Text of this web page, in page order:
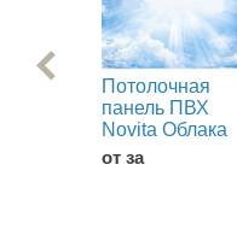
Потолочная
панель ПВХ
Novita Облака
от за